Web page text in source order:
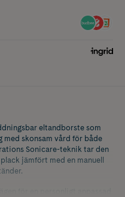
eltandborste som
skonsam vård för både
Sonicare-teknik tar den
jämfört med en manuell